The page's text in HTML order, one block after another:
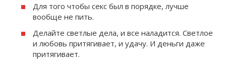
Для того чтобы секс был в порядке, лучше
вообще не пить.
Делайте светлые дела, и все наладится. Светлое
и любовь притягивает, и удачу. И деньги даже
притягивает.